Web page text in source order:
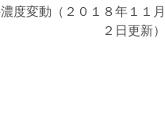
度変動（２０１８年１１月
２日更新）